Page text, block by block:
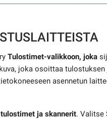
Tulostimet-valikkoon, joka
joka osoittaa tulostuksen
asennetun
tulostimet ja skannerit. Valitse